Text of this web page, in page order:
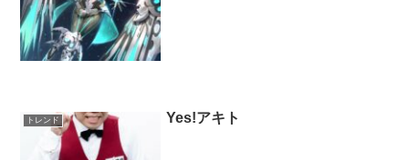
トレンド Yes!アキト